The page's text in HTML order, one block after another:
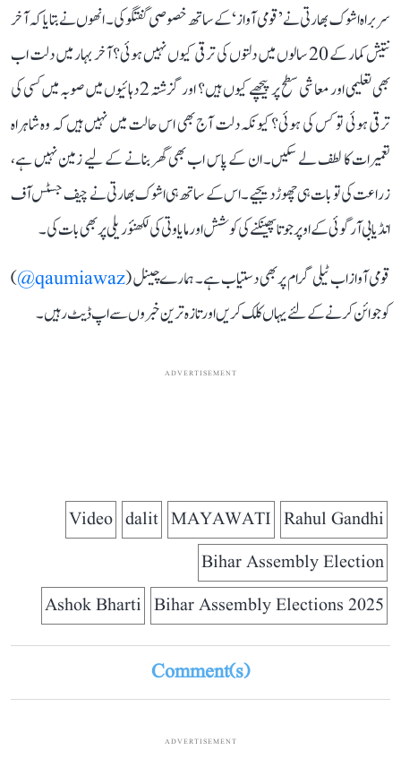
سربراہ اشوک بھارتی نے ’قومی آواز‘ کے ساتھ خصوصی گفتگو کی۔ انھوں نے بتایا کہ آخر
نتیش کمار کے 20 سالوں میں دلتوں کی ترقی کیوں نہیں ہوئی؟ آخر بہار میں دلت اب
بھی تعلیمی اور معاشی سطح پر پیچھے کیوں ہیں؟ اور گزشتہ 2 دہائیوں میں صوبہ میں کسی کی
ترقی ہوئی تو کس کی ہوئی؟ کیونکہ دلت آج بھی اس حالت میں نہیں ہیں کہ وہ شاہراہ
تعمیرات کا لطف لے سکیں۔ ان کے پاس اب بھی گھر بنانے کے لیے زمین نہیں ہے،
زراعت کی تو بات ہی چھوڑ دیجیے۔ اس کے ساتھ ہی اشوک بھارتی نے چیف جسٹس آف
انڈیا بی آر گوئی کے اوپر جوتا پھینکنے کی کوشش اور مایاوتی کی لکھنؤ ریلی پر بھی بات کی۔
قومی آواز اب ٹیلی گرام پر بھی دستیاب ہے۔ ہمارے چینل (qaumiawaz@
)
کو جوائن کرنے کے لئے یہاں کلک کریں اور تازہ ترین خبروں سے اپ ڈیٹ رہیں۔
ADVERTISEMENT
Rahul Gandhi
MAYAWATI
dalit
Video
Bihar Assembly Election
Bihar Assembly Elections 2025
Ashok Bharti
Comment(s)
ADVERTISEMENT